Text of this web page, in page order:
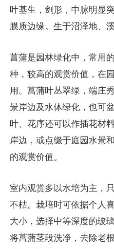
叶基生，剑形，中脉明显
膜质边缘。生于沼泽地、
菖蒲是园林绿化中，常用
种，较高的观赏价值，在
用。菖蒲叶丛翠绿，端庄
景岸边及水体绿化，也可
叶、花序还可以作插花材
岸边，或点缀于庭园水景
的观赏价值。
室内观赏多以水培为主，
不枯。栽培时可依据个人
大小，选择中等深度的玻
将菖蒲茎段洗净，去除老